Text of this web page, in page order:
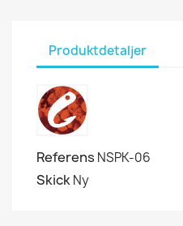
Produktdetaljer
Referens NSPK-06
SkickNy